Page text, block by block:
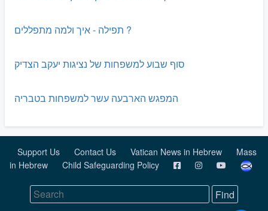
תפילה - איך ולמה מתפללים ?
סוף שבוע למשפחות של נציגות יעקב הצדיק
המפגש הארבעה עשר למשפחות בטבריה
Support Us Contact Us Vatican News in Hebrew
Mass
in Hebrew
Child Safeguarding Policy